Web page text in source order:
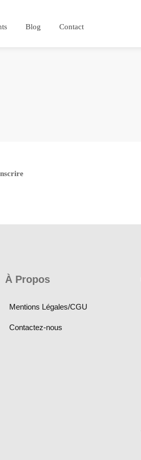
Blog Contact
À Propos
Mentions Légales/CGU
Contactez-nous